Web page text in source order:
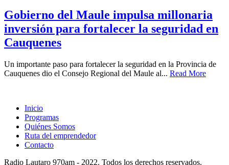
Gobierno del Maule impulsa millonaria
inversión para fortalecer la seguridad en
Cauquenes
Un importante paso para fortalecer la seguridad en la Provincia de
Cauquenes dio el Consejo Regional del Maule al... Read More
Inicio
Programas
Quiénes Somos
Ruta del emprendedor
Contacto
Radio Lautaro 970am - 2022. Todos los derechos reservados.